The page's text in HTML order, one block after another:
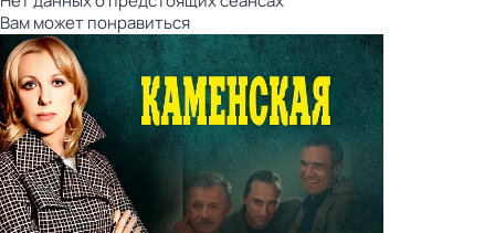
Вам может понравиться